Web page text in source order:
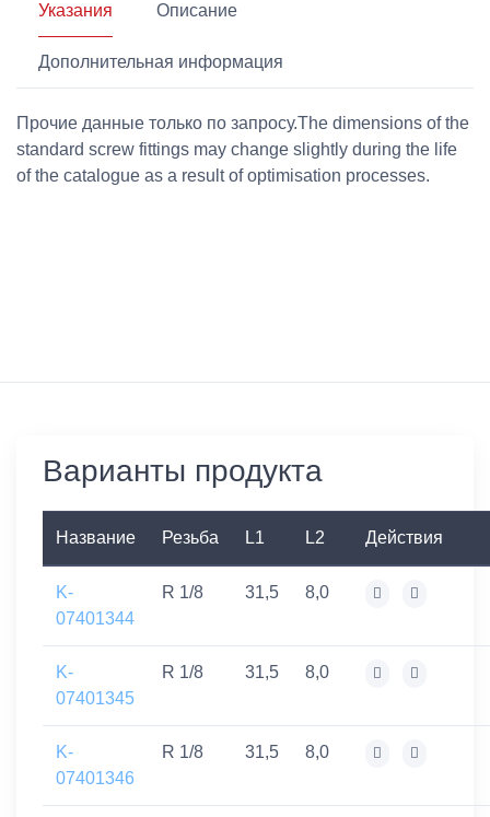
Указания Описание
Дополнительная информация
Прочие данные только по запросу.The dimensions of the
standard screw fittings may change slightly during the life
of the catalogue as a result of optimisation processes.
Варианты продукта
Название Резьба L1 L2 Действия
K-
07401344
R 1/8 31,5 8,0
K-
07401345
R 1/8 31,5 8,0
K-
07401346
R 1/8 31,5 8,0